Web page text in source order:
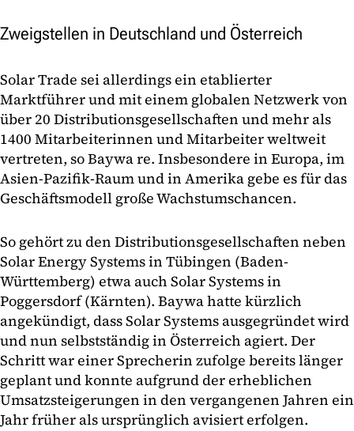
Zweigstellen in Deutschland und Österreich
Solar Trade sei allerdings ein etablierter
Marktführer und mit einem globalen Netzwerk von
über 20 Distributionsgesellschaften und mehr als
1400 Mitarbeiterinnen und Mitarbeiter weltweit
vertreten, so Baywa re. Insbesondere in Europa, im
Asien-Pazifik-Raum und in Amerika gebe es für das
Geschäftsmodell große Wachstumschancen.
So gehört zu den Distributionsgesellschaften neben
Solar Energy Systems in Tübingen (Baden-
Württemberg) etwa auch Solar Systems in
Poggersdorf (Kärnten). Baywa hatte kürzlich
angekündigt, dass Solar Systems ausgegründet wird
und nun selbstständig in Österreich agiert. Der
Schritt war einer Sprecherin zufolge bereits länger
geplant und konnte aufgrund der erheblichen
Umsatzsteigerungen in den vergangenen Jahren ein
Jahr früher als ursprünglich avisiert erfolgen.